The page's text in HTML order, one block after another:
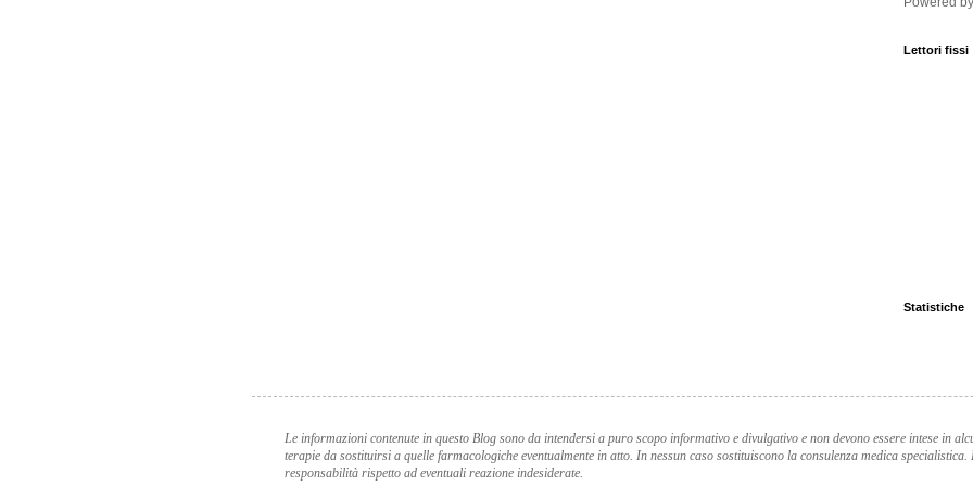
Lettori fissi
Statistiche
Le informazioni contenute in questo Blog sono da intendersi a puro scopo informativo e divulgativo e non devono essere intese in
terapie da sostituirsi a quelle farmacologiche eventualmente in atto. In nessun caso sostituiscono la consulenza medica
responsabilità rispetto ad eventuali reazione indesiderate.